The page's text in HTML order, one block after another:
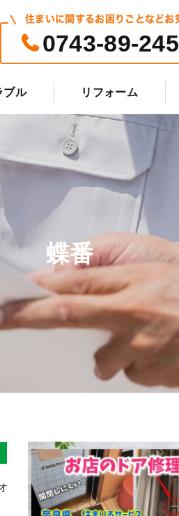
住まいに関するお困りごとなどお
0743-89-
ブル リフォーム
蝶番